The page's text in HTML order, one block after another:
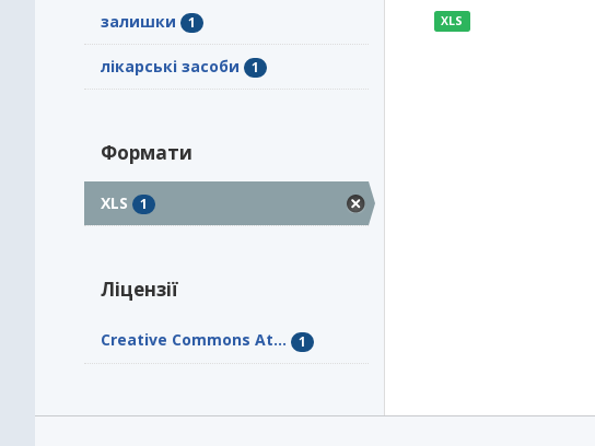
залишки 1
лікарські засоби 1
Формати
XLS 1
Ліцензії
Creative Commons At... 1
XLS